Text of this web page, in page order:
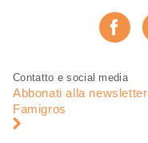
Piè
pagina
Navigazione
pagina
Contatto e social media
Abbonati alla newsletter
Famigros